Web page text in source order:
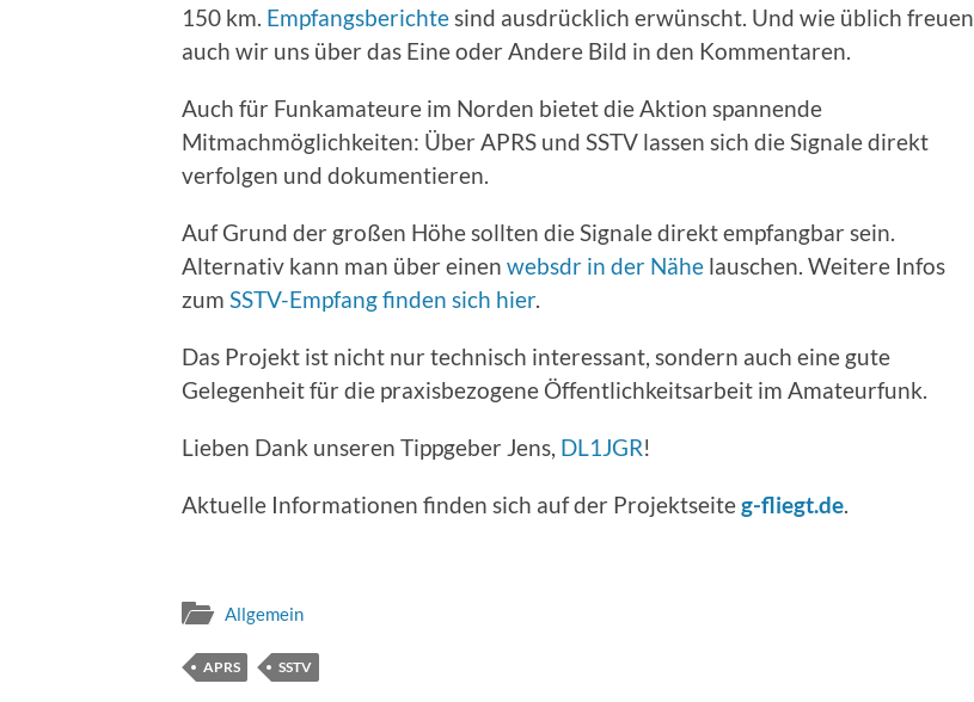
150 km. Empfangsberichtesind ausdrücklich erwünscht. Und wie üblich freuen
auch wir uns über das Eine oder Andere Bild in den Kommentaren.
Auch für Funkamateure im Norden bietet die Aktion spannende
Mitmachmöglichkeiten: Über APRS und SSTV lassen sich die Signale direkt
verfolgen und dokumentieren.
Auf Grund der großen Höhe sollten die Signale direkt empfangbar sein.
Alternativ kann man über einen websdr in der Nähe lauschen. Weitere Infos
zum SSTV-Empfang finden sich hier.
Das Projekt ist nicht nur technisch interessant, sondern auch eine gute
Gelegenheit für die praxisbezogene Öffentlichkeitsarbeit im Amateurfunk.
Lieben Dank unseren Tippgeber Jens, DL1JGR!
Aktuelle Informationen finden sich auf der Projektseiteg-fliegt.de.
Allgemein
APRS SSTV